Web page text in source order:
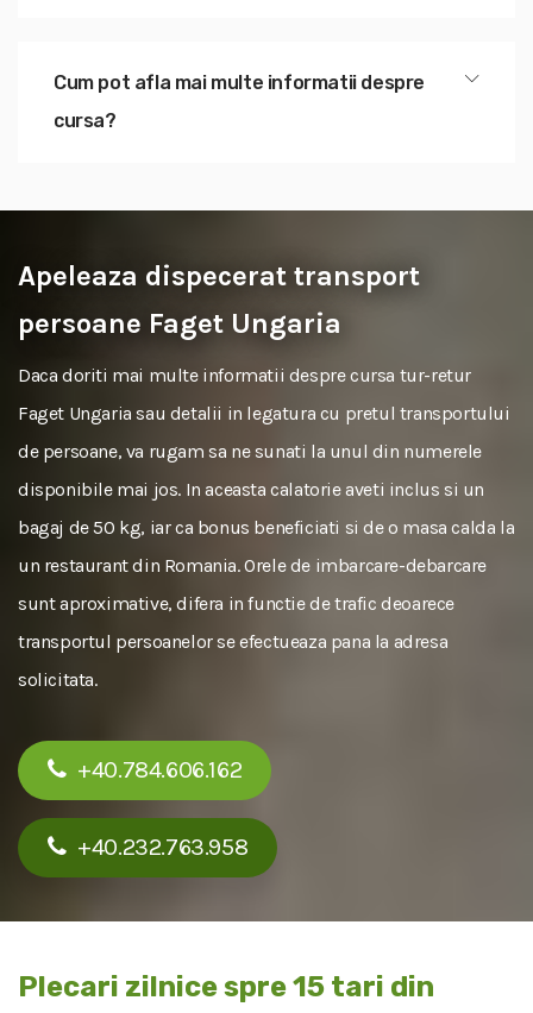
Cum pot afla mai multe informatii despre
cursa?
Apeleaza dispecerat transport
persoane Faget Ungaria
Daca doriti mai multe informatii despre cursa tur-retur
Faget Ungaria sau detalii in legatura cu pretul transportului
de persoane, va rugam sa ne sunati la unul din numerele
disponibile mai jos. In aceasta calatorie aveti inclus si un
bagaj de 50 kg, iar ca bonus beneficiati si de o masa calda la
un restaurant din Romania. Orele de imbarcare-debarcare
sunt aproximative, difera in functie de trafic deoarece
transportul persoanelor se efectueaza pana la adresa
solicitata.
+40.784.606.162
+40.232.763.958
Plecari zilnice spre 15 tari din